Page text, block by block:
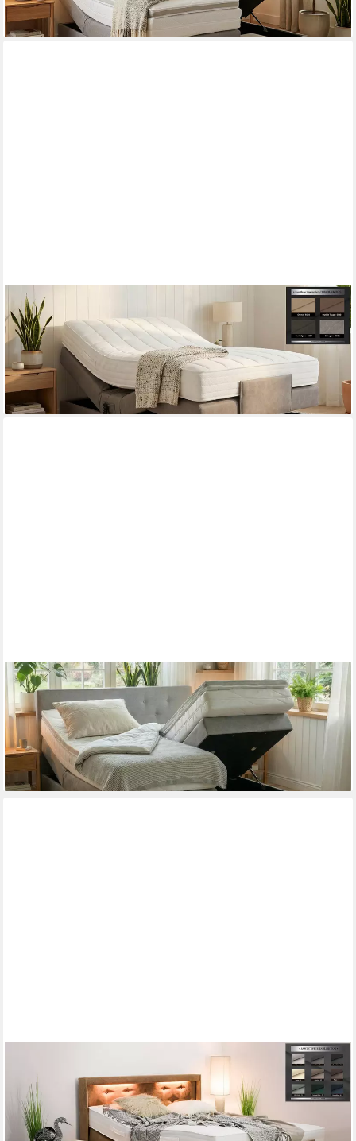
PAARA
Boxspringbett ohne Kopfteil elektrisch verstellbar inkl. Matratze
mit integrierten, mit einzigartigem Belüftungssystem
ab 1.261,00 €
lieferbar in 5 Wochen
PAARA
Boxspringbett Rio mit Bettkasten Kopfteil verstellbar Stauraum,
inkl. Matratze und Topper, mit einzigartigem Belüftungssystem
ab 991,00 €
lieferbar in 5 Wochen
Boxspringbett Paris elektrisch verstellbar mit Motor LED alles,
mit einzigartigem Belüftungssystem
ab 1.541,00 €
lieferbar in 5 Wochen